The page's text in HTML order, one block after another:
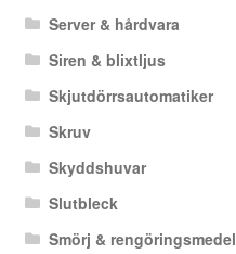
Server & hårdvara
Siren & blixtljus
Skjutdörrsautomatiker
Skruv
Skyddshuvar
Slutbleck
Smörj & rengöringsmedel